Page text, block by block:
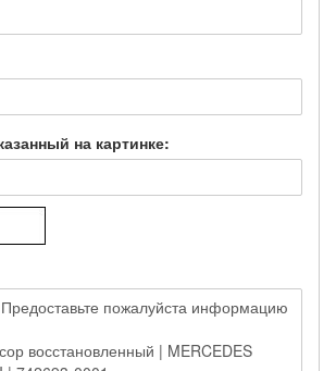
на картинке: